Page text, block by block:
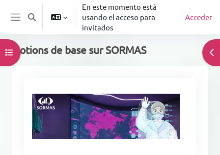
Salta al contenido principal
Selector de búsqueda de entrada
En este momento está
usando el acceso para
invitados
Acceder
Notions de base sur SORMAS
Abrir índice del curso